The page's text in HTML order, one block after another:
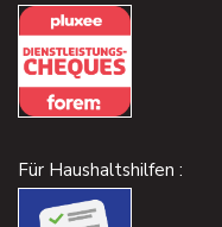
Für Haushaltshilfen :